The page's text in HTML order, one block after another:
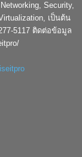
Security,
เป็นต้น
5117 ติดต่อข้อมูล